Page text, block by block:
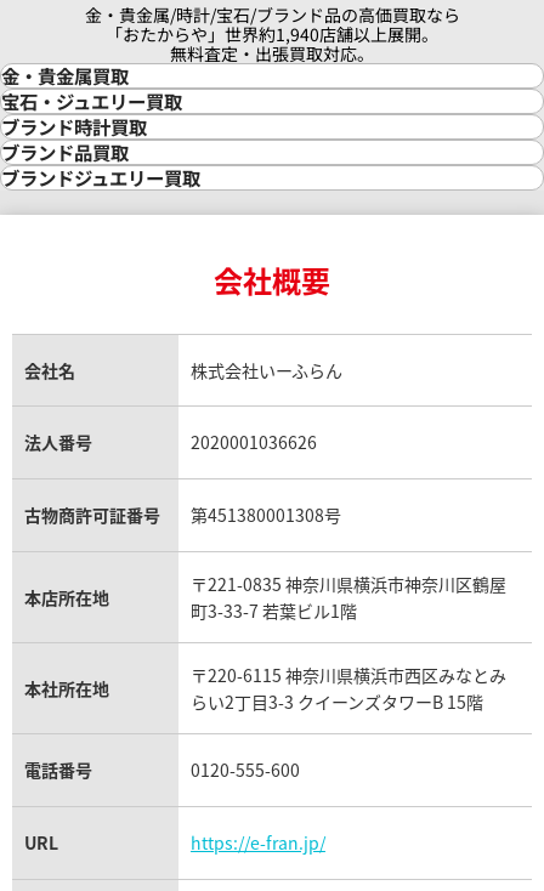
金・貴金属/時計/宝石/ブランド品の高価買取なら
「おたからや」世界約1,940店舗以上展開。
無料査定・出張買取対応。
金・貴金属買取
金買取
金の相場価格情報
金の参考買取価格一覧
インゴット買取
インゴットの相場価格情報
24金買取
金貨買取
貴金属買取
銀・シルバー買取
パラジウム買取
宝石・ジュエリー買取
宝石・ジュエリー買取
ダイヤモンド買取
ダイヤモンド・宝石の参考価格一覧
リング・結婚指輪買取
エメラルド買取
トパーズ買取
タンザナイト買取
キャッツアイ買取
アクアマリン買取
ブランド時計買取
時計買取
ロレックス買取
ロレックス デイトナ買取
ロレックス サブマリーナー買取
ロレックス エクスプローラー買取
ロレックス デイトジャスト買取
パテック フィリップノーチラス買取
ヴァシュロン・コンスタンタン買取
オメガ買取
カルティエ買取
フランク ミュラー買取
リシャール・ミル買取
パネライ買取
チューダー（チュードル）買取
ブランド品買取
ブランド買取
シャネル マトラッセ買取
セリーヌ買取
プラダ買取
ブランドジュエリー買取
ヴァンクリーフ＆アーペル買取
ショーメ買取
ダミアーニ買取
モーブッサン買取
会社概要
会社名 株式会社いーふらん
法人番号 2020001036626
古物商許可証番号 第451380001308号
本店所在地
〒221-0835 神奈川県横浜市神奈川区鶴屋
町3-33-7 若葉ビル1階
本社所在地
〒220-6115 神奈川県横浜市西区みなとみ
らい2丁目3-3 クイーンズタワーB 15階
電話番号 0120-555-600
URL https://e-fran.jp/